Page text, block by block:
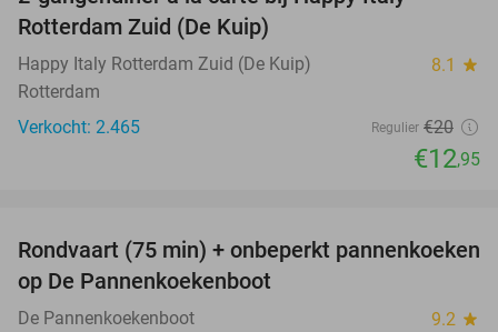
Rotterdam Zuid (De Kuip)
Happy Italy Rotterdam Zuid (De Kuip) 8.1 star
Rotterdam
Verkocht: 2.465
Regulier €20
€12,95
30%
Rondvaart (75 min) + onbeperkt pannenkoeken
op De Pannenkoekenboot
De Pannenkoekenboot 9.2 star